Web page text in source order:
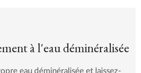
à l'eau déminéralisée
eau déminéralisée et laissez-